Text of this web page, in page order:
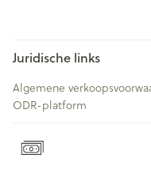
Juridische links
Algemene
ODR-platform